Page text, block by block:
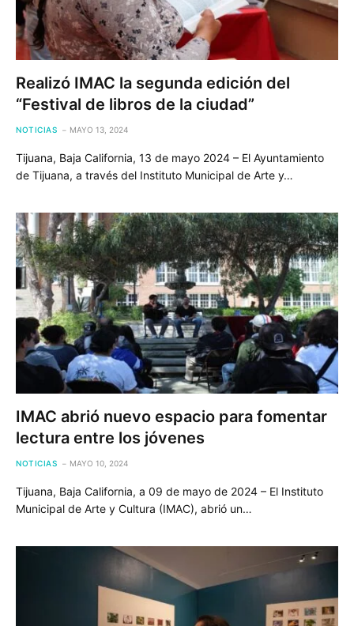
Realizó IMAC la segunda edición del
“Festival de libros de la ciudad”
NOTICIAS MAYO 13, 2024
Tijuana, Baja California, 13 de mayo 2024 – El Ayuntamiento
de Tijuana, a través del Instituto Municipal de Arte y…
IMAC abrió nuevo espacio para fomentar
lectura entre los jóvenes
NOTICIAS MAYO 10, 2024
Tijuana, Baja California, a 09 de mayo de 2024 – El Instituto
Municipal de Arte y Cultura (IMAC), abrió un…